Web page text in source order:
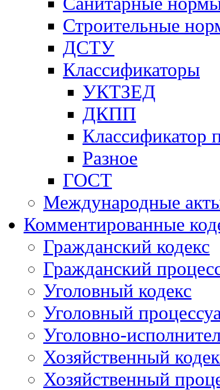
Строительные
ДСТУ
Классификаторы
УКТЗЕД
ДКПП
Классификатор
Разное
ГОСТ
Международные
Комментированные
Гражданский кодекс
Гражданский
Уголовный кодекс
Уголовный
Уголовно-
Хозяйственный
Хозяйственный